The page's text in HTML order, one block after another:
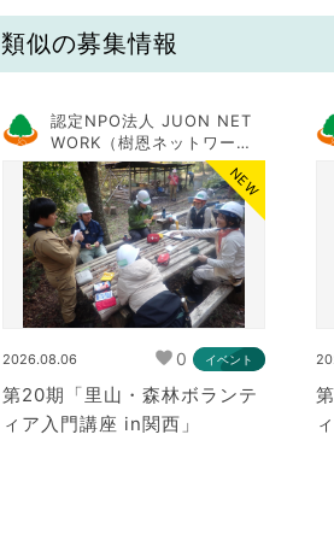
類似の募集情報
認定NPO法人 JUON NET
WORK（樹恩ネットワー
ク）
NEW
2026.08.06 0 イベント
第20期「里山・森林ボランテ
ィア入門講座 in関西」